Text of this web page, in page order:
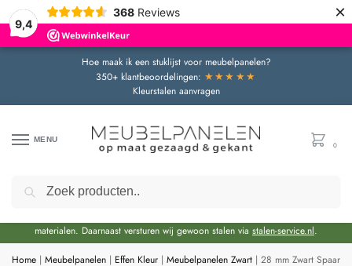
9,4
368 Reviews ×
Hoe maak ik een stuklijst voor meubelpanelen?
350+ klantbeoordelingen: ★★★★★
Kleurstalen aanvragen
MENU
0
Door de bouwvakperiode geldt momenteel een extra levertijd van circa 3 weken
materialen. Daarnaast versturen wij gewoon stalen via stalen-service.nl.
Home | Meubelpanelen | Effen Kleur | Meubelpanelen Zwart | 28 mm Zwart